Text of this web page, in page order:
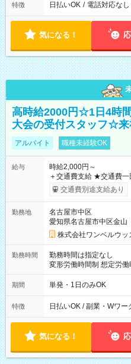
特徴 日払いOK / 電話対応なし
気になる！
高時給2000円☆1日4時
大会の受付スタッフ☆
アルバイト 職種未経験OK
給与
時給2,000円～
＋交通費支給 ★交通費一部支給！ ┗1日500円を超えた分は全額
支給！ ※往復500円以内の方
OK！（規定あり） ┗働
期間なし
交通費別途支給あり
勤務地
名古屋市中区
愛知県名古屋市中区金山
株式会社ワンベルウッ
勤務時間
勤務時間は指定なし
変形労働時間制 想定労働時間170時
10/26 全日共通 08：00
～9/19のみ下記シフトもあ
00
期間 単発・1日のみOK
特徴 日払いOK / 副業・Wワー
気になる！